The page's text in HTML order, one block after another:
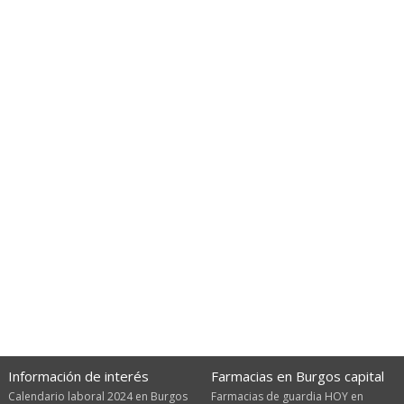
Información de interés
Calendario laboral 2024 en Burgos
Farmacias en Burgos capital
Farmacias de guardia HOY en